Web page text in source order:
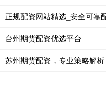
正规配资网站精选_安全可靠
台州期货配资优选平台
苏州期货配资，专业策略解析